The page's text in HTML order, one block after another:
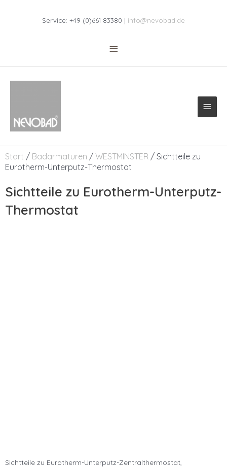
Service: +49 (0)661 83380 | info@nevobad.de
Header
Start / Badarmaturen / WESTMINSTER / Sichtteile zu
Eurotherm-Unterputz-Thermostat
Sichtteile zu Eurotherm-Unterputz-
Thermostat
Sichtteile zu Eurotherm-Unterputz-Zentralthermostat,